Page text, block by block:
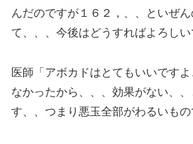
んだのですが１６２，、、といぜ
て、、、今後はどうすればよろしい
医師「アボカドはとてもいいです
なかったから、、、効果がない、
す、、つまり悪玉全部がわるいもの